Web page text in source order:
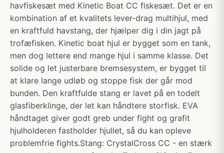
havfiskesæt med Kinetic Boat CC fiskesæt. Det er en
kombination af et kvalitets lever-drag multihjul, med
en kraftfuld havstang, der hjælper dig i din jagt på
trofæfisken. Kinetic boat hjul er bygget som en tank,
men dog lettere end mange hjul i samme klasse. Det
solide og let justerbare bremsesystem, er bygget til
at klare lange udløb og stoppe fisk der går mod
bunden. Den kraftfulde stang er lavet på en todelt
glasfiberklinge, der let kan håndtere storfisk. EVA
håndtaget giver godt greb under fight og grafit
hjulholderen fastholder hjullet, så du kan opleve
problemfrie fights.Stang: CrystalCross CC - en stærk